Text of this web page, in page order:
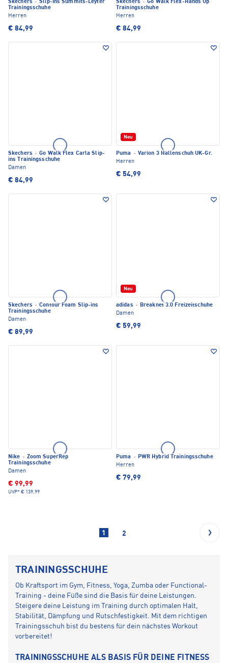
Skechers · Slip-Ins Summits-Leyter
Trainingsschuhe
Herren
€ 84,99
Skechers · Go Walk Flex-Hands Up
Trainingsschuhe
Herren
€ 84,99
Skechers · Go Walk Flex Carla Slip-
ins Trainingsschuhe
Damen
€ 84,99
Neu
Puma · Varion 3 Hallenschuh UK-Gr.
Herren
€ 54,99
Skechers · Contour Foam Slip-ins
Trainingsschuhe
Damen
€ 89,99
Neu
adidas · Breaknet 3.0 Freizeitschuhe
Damen
€ 59,99
Nike · Zoom SuperRep
Trainingsschuhe
Damen
€ 99,99
UVP* € 139,99
Puma · PWR Hybrid Trainingsschuhe
Herren
€ 79,99
1 2
TRAININGSSCHUHE
Ob Kraftsport im Gym, Fitness, Yoga, Zumba oder Functional-
Training - deine Füße sind die Basis für deine Leistungen.
Steigere deine Leistung im Training durch optimalen Halt,
Stabilität, Dämpfung und Rutschfestigkeit. Mit dem richtigen
Trainingsschuh bist du bestens für dein nächstes Workout
vorbereitet!
TRAININGSSCHUHE ALS BASIS FÜR DEINE FITNESS